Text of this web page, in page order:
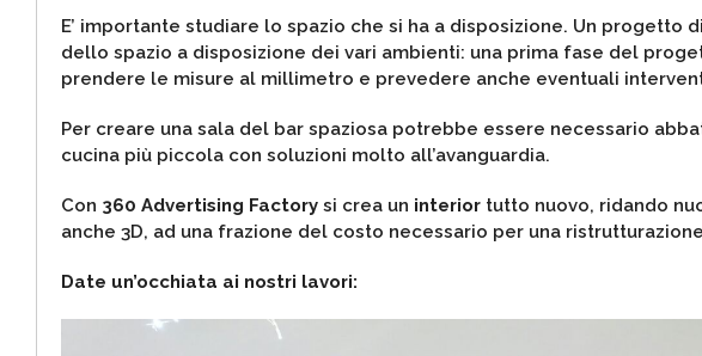
E’ importante studiare lo spazio che si ha a disposizione. Un progetto
dello spazio a disposizione dei vari ambienti: una prima fase del
prendere le misure al millimetro e prevedere anche eventuali
Per creare una sala del bar spaziosa potrebbe essere necessario
cucina più piccola con soluzioni molto all’avanguardia.
Con 360 Advertising Factory si crea un interior tutto nuovo, ridando
anche 3D, ad una frazione del costo necessario per una
Date un’occhiata ai nostri lavori: